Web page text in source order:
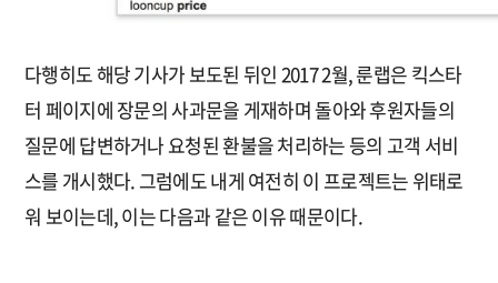
다행히도 해당 기사가 보도된 뒤인 2017 2월, 룬랩은 킥스타
터 페이지에 장문의 사과문을 게재하며 돌아와 후원자들의
질문에 답변하거나 요청된 환불을 처리하는 등의 고객 서비
스를 개시했다. 그럼에도 내게 여전히 이 프로젝트는 위태로
워 보이는데, 이는 다음과 같은 이유 때문이다.